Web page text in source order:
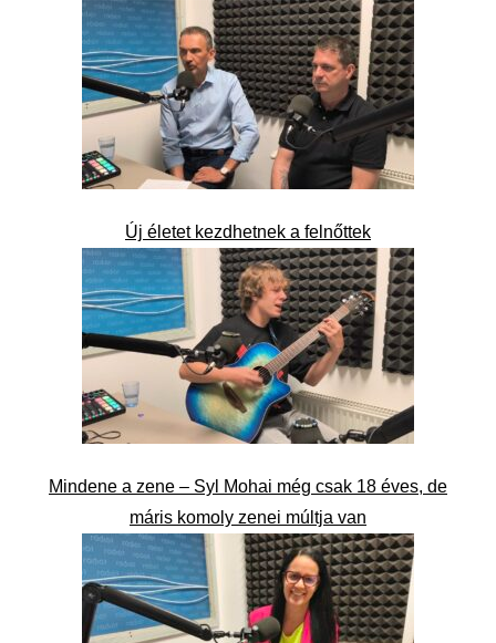
Új életet kezdhetnek a felnőttek
Mindene a zene – Syl Mohai még csak 18 éves, de
máris komoly zenei múltja van